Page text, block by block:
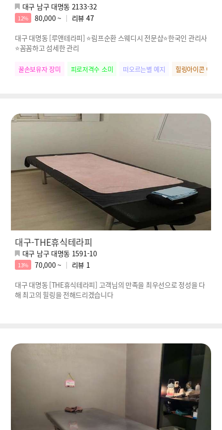
대구 남구 대명동 2133-32
12% 80,000 ~ 리뷰 47
대구 대명동 [루앤테라피] ⭐림프순환 스웨디시 전문샵⭐한국인 관리사
⭐꼼꼼하고 섬세한 관리
꿀손보유자 장미 피로저격수 소미 떠오르는별 예지 힐링아이콘 아영
대구-THE휴식테라피
대구 남구 대명동 1591-10
13% 70,000 ~ 리뷰 1
대구 대명동 [THE휴식테라피] 고객님의 만족을 최우선으로 정성을 다
해 최고의 힐링을 전해드리겠습니다